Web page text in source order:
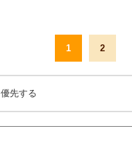
1 2
先する